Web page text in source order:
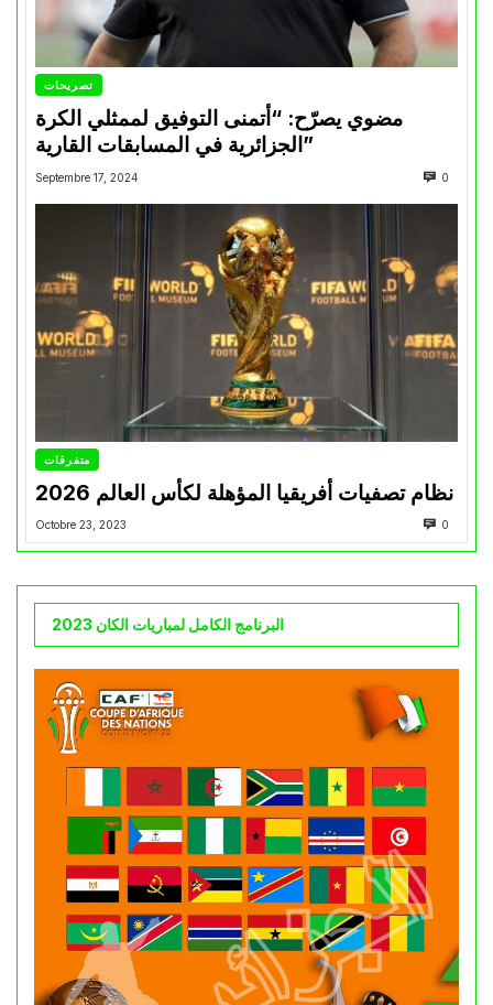
تصريحات
مضوي يصرّح: “أتمنى التوفيق لممثلي الكرة
الجزائرية في المسابقات القارية”
Septembre 17, 2024 0
متفرقات
نظام تصفيات أفريقيا المؤهلة لكأس العالم 2026
Octobre 23, 2023 0
البرنامج الكامل لمباريات الكان 2023